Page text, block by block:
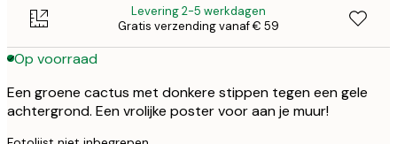
Levering 2-5 werkdagen
Gratis verzending vanaf € 59
Op voorraad
Een groene cactus met donkere stippen tegen een gele
achtergrond. Een vrolijke poster voor aan je muur!